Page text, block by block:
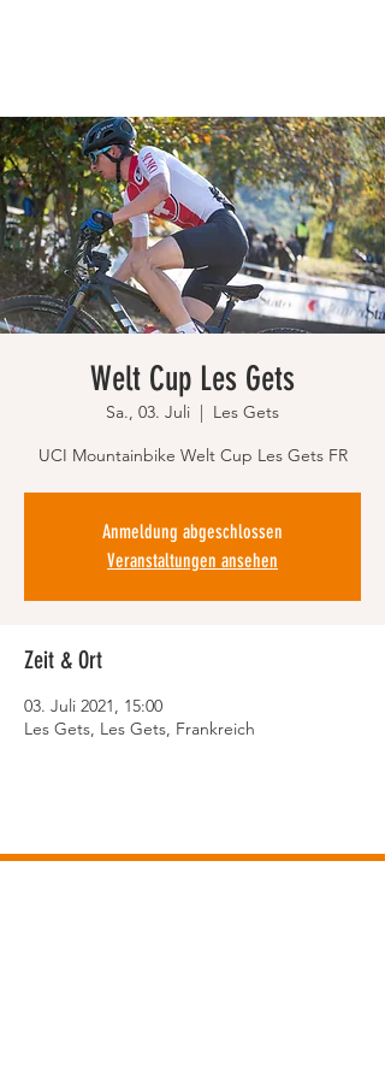
Welt Cup Les Gets
Sa., 03. Juli
  |
Les Gets
UCI Mountainbike Welt Cup Les Gets FR
Anmeldung abgeschlossen
Veranstaltungen ansehen
Zeit & Ort
03. Juli 2021, 15:00
Les Gets, Les Gets, Frankreich